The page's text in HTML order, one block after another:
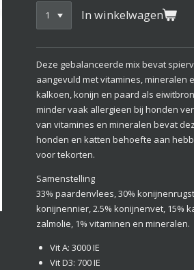
In winkelwagen
Deze gebalanceerde mix bevat
aangevuld met vitamines, mineralen
kalkoen, konijn en paard als
minder vaak allergieen bij honden
van vitamines en mineralen bevat
honden en katten behoefte aan
voor tekorten.
Samenstelling
33% paardenvlees, 30%
konijnennier, 2.5% konijnenvet, 15%
zalmolie, 1% vitaminen en mineralen.
Vit A: 3000 IE
Vit D3: 700 IE